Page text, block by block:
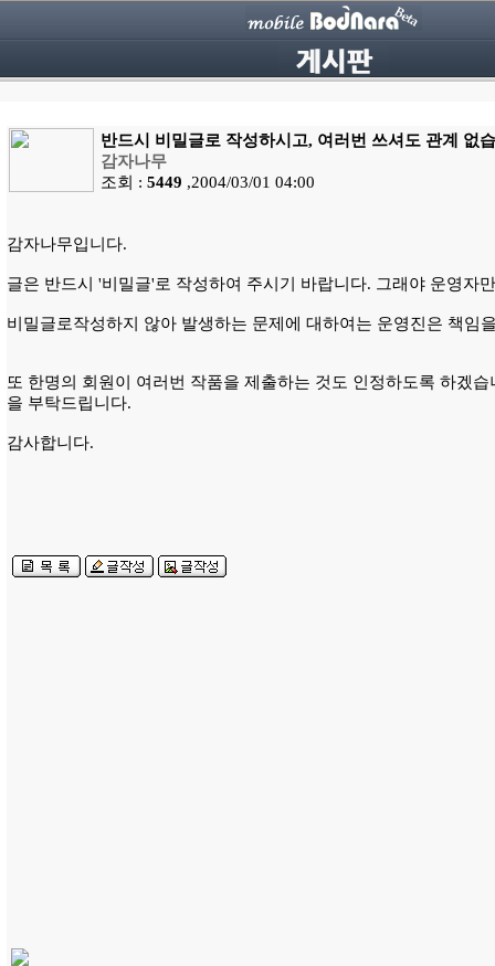
반드시 비밀글로 작성하시고, 여러번 쓰셔도 관계 없
감자나무
조회 : 5449 ,2004/03/01 04:00
감자나무입니다.
글은 반드시 '비밀글'로 작성하여 주시기 바랍니다. 그래야 운영자
비밀글로작성하지 않아 발생하는 문제에 대하여는 운영진은 책임
또 한명의 회원이 여러번 작품을 제출하는 것도 인정하도록 하겠
을 부탁드립니다.
감사합니다.